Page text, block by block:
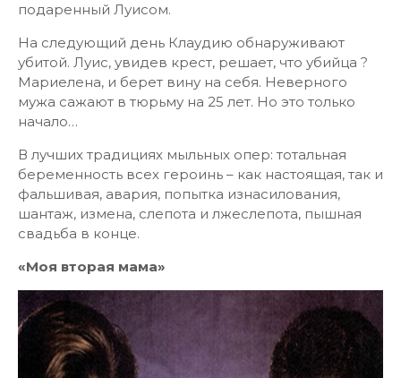
подаренный Луисом.
На следующий день Клаудию обнаруживают
убитой. Луис, увидев крест, решает, что убийца ?
Мариелена, и берет вину на себя. Неверного
мужа сажают в тюрьму на 25 лет. Но это только
начало…
В лучших традициях мыльных опер: тотальная
беременность всех героинь – как настоящая, так и
фальшивая, авария, попытка изнасилования,
шантаж, измена, слепота и лжеслепота, пышная
свадьба в конце.
«Моя вторая мама»